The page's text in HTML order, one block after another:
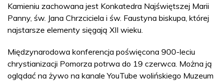
Kamieniu zachowana jest Konkatedra Najświętszej Marii
Panny, św. Jana Chrzciciela i św. Faustyna biskupa, której
najstarsze elementy sięgają XII wieku.
Międzynarodowa konferencja poświęcona 900-leciu
chrystianizacji Pomorza potrwa do 19 czerwca. Można ją
oglądać na żywo na kanale YouTube wolińskiego Muzeum